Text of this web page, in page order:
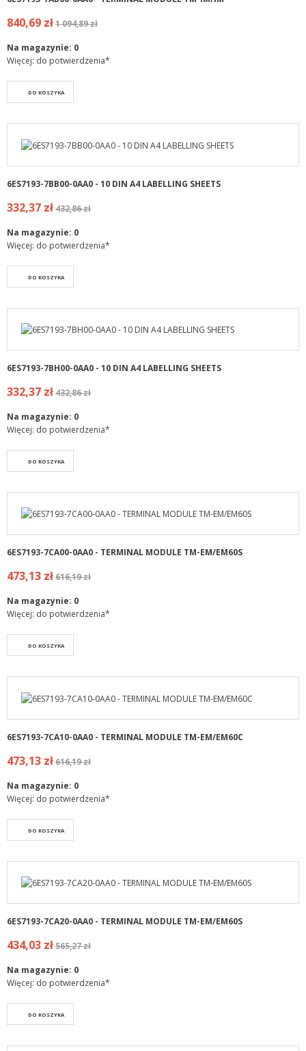
840,69 zł1 094,89 zł
Na magazynie: 0
Więcej: do potwierdzenia*
DO KOSZYKA
6ES7193-7BB00-0AA0 - 10 DIN A4 LABELLING SHEETS
332,37 zł432,86 zł
Na magazynie: 0
Więcej: do potwierdzenia*
DO KOSZYKA
6ES7193-7BH00-0AA0 - 10 DIN A4 LABELLING SHEETS
332,37 zł432,86 zł
Na magazynie: 0
Więcej: do potwierdzenia*
DO KOSZYKA
6ES7193-7CA00-0AA0 - TERMINAL MODULE TM-EM/EM60S
473,13 zł616,19 zł
Na magazynie: 0
Więcej: do potwierdzenia*
DO KOSZYKA
6ES7193-7CA10-0AA0 - TERMINAL MODULE TM-EM/EM60C
473,13 zł616,19 zł
Na magazynie: 0
Więcej: do potwierdzenia*
DO KOSZYKA
6ES7193-7CA20-0AA0 - TERMINAL MODULE TM-EM/EM60S
434,03 zł565,27 zł
Na magazynie: 0
Więcej: do potwierdzenia*
DO KOSZYKA